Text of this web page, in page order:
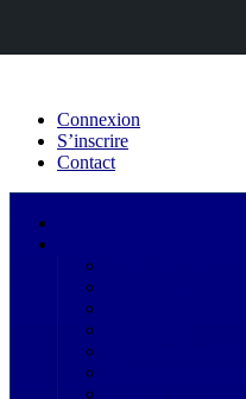
Connexion
S’inscrire
Contact